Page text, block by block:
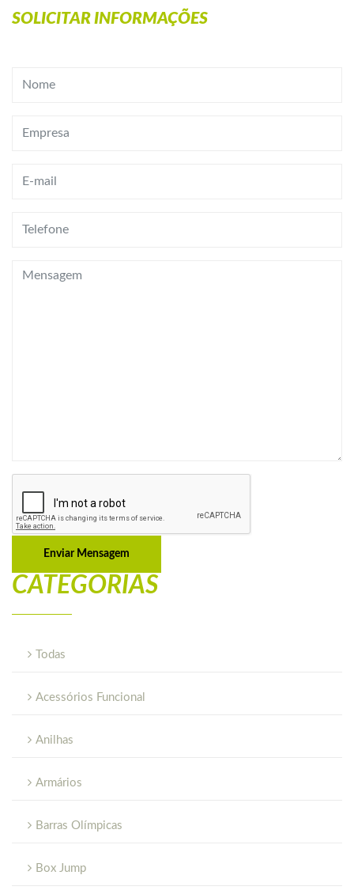
SOLICITAR INFORMAÇÕES
Enviar Mensagem
CATEGORIAS
Todas
Acessórios Funcional
Anilhas
Armários
Barras Olímpicas
Box Jump